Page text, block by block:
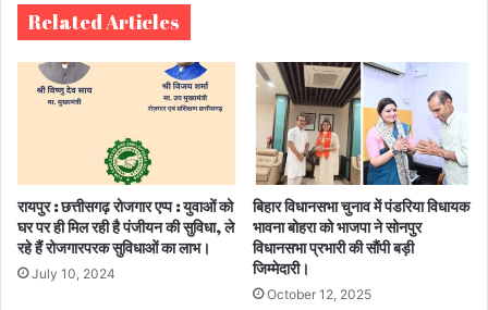
Related Articles
रायपुर : छत्तीसगढ़ रोजगार एप्प : युवाओं को
घर पर ही मिल रही है पंजीयन की सुविधा, ले
रहे हैं रोजगारपरक सुविधाओं का लाभ।
July 10, 2024
बिहार विधानसभा चुनाव में पंडरिया विधायक
भावना बोहरा को भाजपा ने सोनपुर
विधानसभा प्रभारी की सौंपी बड़ी
जिम्मेदारी।
October 12, 2025